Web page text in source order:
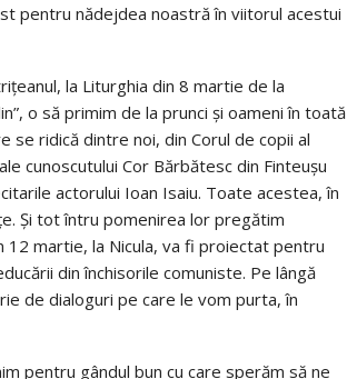
pentru nădejdea noastră în viitorul acestui
la Liturghia din 8 martie de la
o să primim de la prunci și oameni în toată
se ridică dintre noi, din Corul de copii al
cunoscutului Cor Bărbătesc din Finteușu
actorului Ioan Isaiu. Toate acestea, în
Și tot întru pomenirea lor pregătim
12 martie, la Nicula, va fi proiectat pentru
din închisorile comuniste. Pe lângă
de dialoguri pe care le vom purta, în
pentru gândul bun cu care sperăm să ne